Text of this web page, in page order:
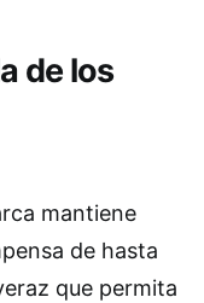
de los
mantiene
de hasta
que permita